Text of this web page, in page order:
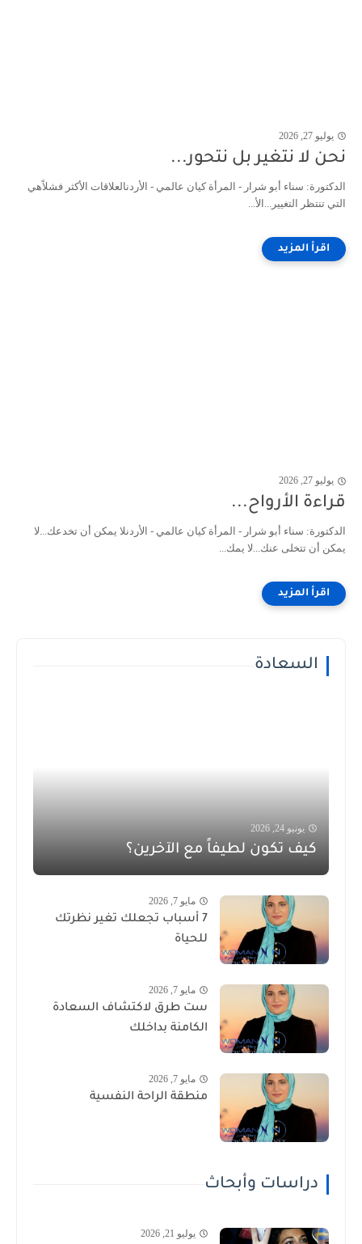
يوليو 27, 2026
نحن لا نتغير بل نتحور...
الدكتورة: سناء أبو شرار - المرأة كيان عالمي - الأردنالعلاقات الأكثر فشلاًهي
التي تنتظر التغيير...الأ...
يوليو 27, 2026
قراءة الأرواح...
الدكتورة: سناء أبو شرار - المرأة كيان عالمي - الأردنلا يمكن أن تخدعك...لا
يمكن أن تتخلى عنك...لا يمك...
السعادة
يونيو 24, 2026
كيف تكون لطيفاً مع الآخرين؟
مايو 7, 2026
7 أسباب تجعلك تغير نظرتك
للحياة
مايو 7, 2026
ست طرق لاكتشاف السعادة
الكامنة بداخلك
مايو 7, 2026
منطقة الراحة النفسية
دراسات وأبحاث
يوليو 21, 2026